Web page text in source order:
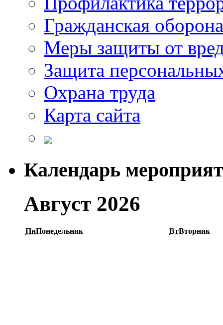
Гражданская оборона
Меры защиты от
Защита
Охрана труда
Карта сайта
Календарь
Август 2026
ПнПонедельник ВтВторник